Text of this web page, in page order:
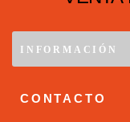
INFORMACIÓN
CONTACTO